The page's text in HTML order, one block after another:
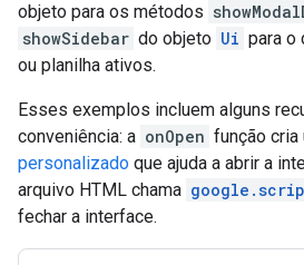
objeto para os métodos
showSidebar do objeto Ui para o
ou planilha ativos.
Esses exemplos incluem alguns
conveniência: a onOpen função cria
personalizado que ajuda a abrir a
arquivo HTML chama
fechar a interface.